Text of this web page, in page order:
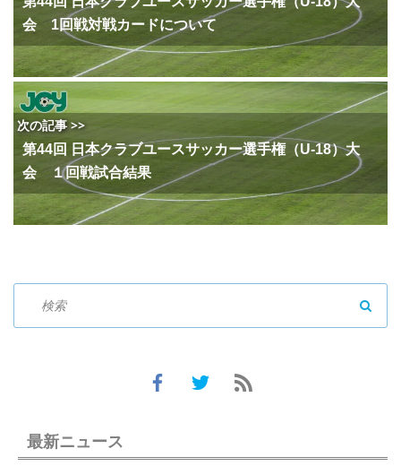
会 1回戦対戦カードについて
次の記事 >>
第44回 日本クラブユースサッカー選手権（U-18）大
会 １回戦試合結果
最新ニュース